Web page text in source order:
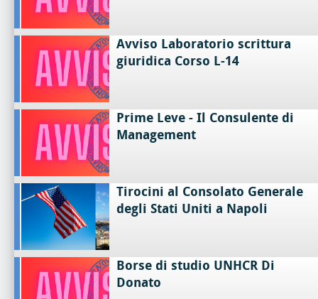
Avviso Laboratorio scrittura
giuridica Corso L-14
Prime Leve - Il Consulente di
Management
Tirocini al Consolato Generale
degli Stati Uniti a Napoli
Borse di studio UNHCR Di
Donato